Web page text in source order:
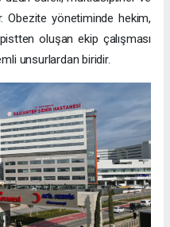
Obezite yönetiminde hekim,
oluşan ekip çalışması
unsurlardan biridir.